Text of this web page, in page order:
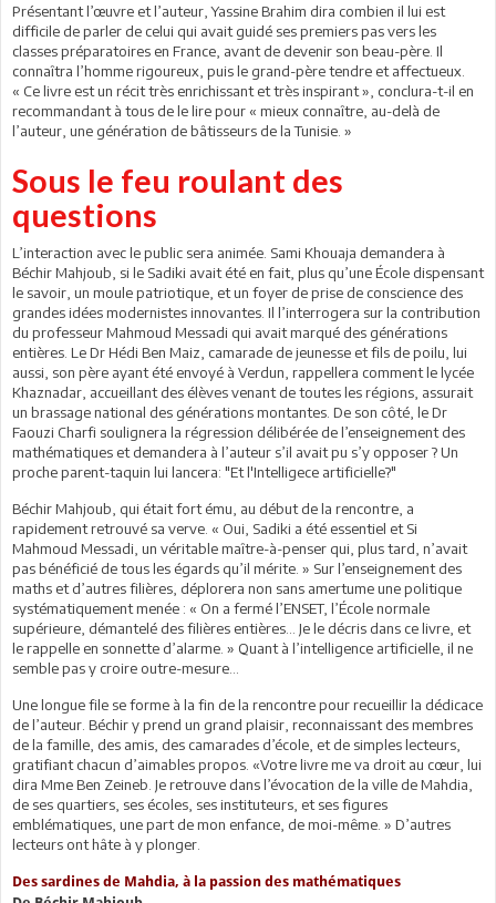
Présentant l’œuvre et l’auteur, Yassine Brahim dira combien il lui est
difficile de parler de celui qui avait guidé ses premiers pas vers les
classes préparatoires en France, avant de devenir son beau-père. Il
connaîtra l’homme rigoureux, puis le grand-père tendre et affectueux.
« Ce livre est un récit très enrichissant et très inspirant », conclura-t-il en
recommandant à tous de le lire pour « mieux connaître, au-delà de
l’auteur, une génération de bâtisseurs de la Tunisie. »
Sous le feu roulant des
questions
L’interaction avec le public sera animée. Sami Khouaja demandera à
Béchir Mahjoub, si le Sadiki avait été en fait, plus qu’une École dispensant
le savoir, un moule patriotique, et un foyer de prise de conscience des
grandes idées modernistes innovantes. Il l’interrogera sur la contribution
du professeur Mahmoud Messadi qui avait marqué des générations
entières. Le Dr Hédi Ben Maiz, camarade de jeunesse et fils de poilu, lui
aussi, son père ayant été envoyé à Verdun, rappellera comment le lycée
Khaznadar, accueillant des élèves venant de toutes les régions, assurait
un brassage national des générations montantes. De son côté, le Dr
Faouzi Charfi soulignera la régression délibérée de l’enseignement des
mathématiques et demandera à l’auteur s’il avait pu s’y opposer ? Un
proche parent-taquin lui lancera: "Et l'Intelligece artificielle?"
Béchir Mahjoub, qui était fort ému, au début de la rencontre, a
rapidement retrouvé sa verve. « Oui, Sadiki a été essentiel et Si
Mahmoud Messadi, un véritable maître-à-penser qui, plus tard, n’avait
pas bénéficié de tous les égards qu’il mérite. » Sur l’enseignement des
maths et d’autres filières, déplorera non sans amertume une politique
systématiquement menée : « On a fermé l’ENSET, l’École normale
supérieure, démantelé des filières entières… Je le décris dans ce livre, et
le rappelle en sonnette d’alarme. » Quant à l’intelligence artificielle, il ne
semble pas y croire outre-mesure…
Une longue file se forme à la fin de la rencontre pour recueillir la dédicace
de l’auteur. Béchir y prend un grand plaisir, reconnaissant des membres
de la famille, des amis, des camarades d’école, et de simples lecteurs,
gratifiant chacun d’aimables propos. «Votre livre me va droit au cœur, lui
dira Mme Ben Zeineb. Je retrouve dans l’évocation de la ville de Mahdia,
de ses quartiers, ses écoles, ses instituteurs, et ses figures
emblématiques, une part de mon enfance, de moi-même. » D’autres
lecteurs ont hâte à y plonger.
Des sardines de Mahdia, à la passion des mathématiques